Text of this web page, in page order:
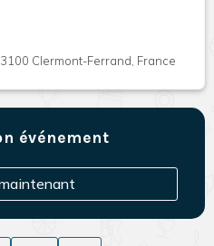
Clermont-Ferrand, France
événement